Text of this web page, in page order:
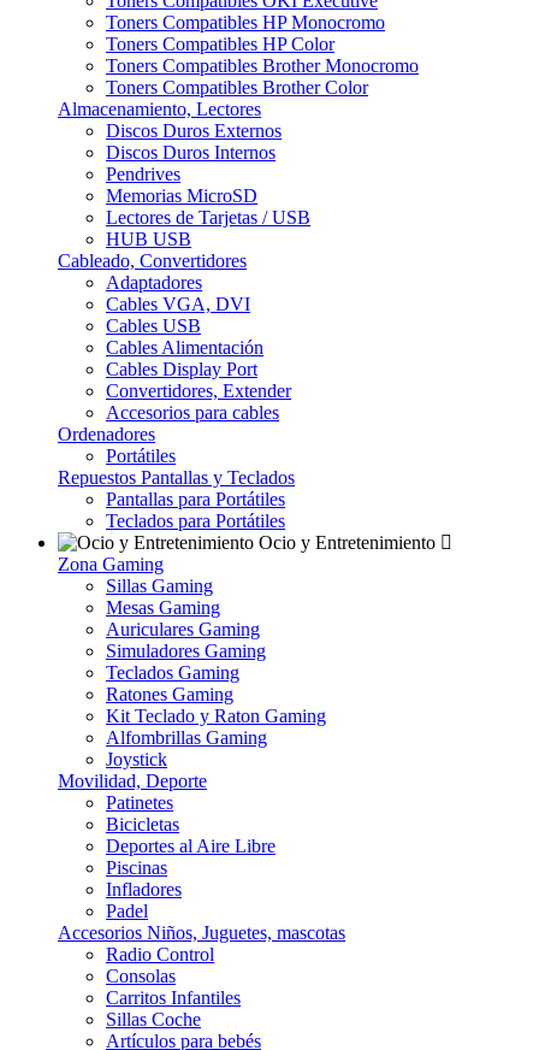
Toners Compatibles HP Monocromo
Toners Compatibles HP Color
Toners Compatibles Brother Monocromo
Toners Compatibles Brother Color
Almacenamiento, Lectores
Discos Duros Externos
Discos Duros Internos
Pendrives
Memorias MicroSD
Lectores de Tarjetas / USB
HUB USB
Cableado, Convertidores
Adaptadores
Cables VGA, DVI
Cables USB
Cables Alimentación
Cables Display Port
Convertidores, Extender
Accesorios para cables
Ordenadores
Portátiles
Repuestos Pantallas y Teclados
Pantallas para Portátiles
Teclados para Portátiles
Ocio y Entretenimiento
Zona Gaming
Sillas Gaming
Mesas Gaming
Auriculares Gaming
Simuladores Gaming
Teclados Gaming
Ratones Gaming
Kit Teclado y Raton Gaming
Alfombrillas Gaming
Joystick
Movilidad, Deporte
Patinetes
Bicicletas
Deportes al Aire Libre
Piscinas
Infladores
Padel
Accesorios Niños, Juguetes, mascotas
Radio Control
Consolas
Carritos Infantiles
Sillas Coche
Artículos para bebés